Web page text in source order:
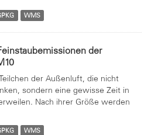
WMS
der
der Außenluft, die nicht
sondern eine gewisse Zeit in
Nach ihrer Größe werden
WMS